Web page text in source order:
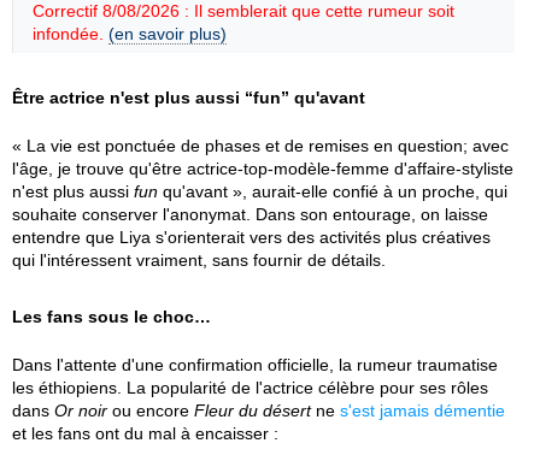
Correctif 8/08/2026 : Il semblerait que cette rumeur soit
infondée. (en savoir plus)
Être actrice n'est plus aussi “fun” qu'avant
« La vie est ponctuée de phases et de remises en question; avec
l'âge, je trouve qu'être actrice-top-modèle-femme d'affaire-styliste
n'est plus aussi fun qu'avant », aurait-elle confié à un proche, qui
souhaite conserver l'anonymat. Dans son entourage, on laisse
entendre que Liya s'orienterait vers des activités plus créatives
qui l'intéressent vraiment, sans fournir de détails.
Les fans sous le choc…
Dans l'attente d'une confirmation officielle, la rumeur traumatise
les éthiopiens. La popularité de l'actrice célèbre pour ses rôles
dans Or noir ou encore Fleur du désertne s'est jamais démentie
et les fans ont du mal à encaisser :